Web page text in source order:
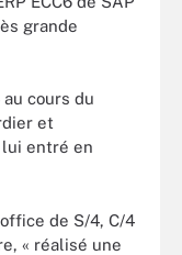
grande
cours du
et
lui entré en
de S/4, C/4
« réalisé une